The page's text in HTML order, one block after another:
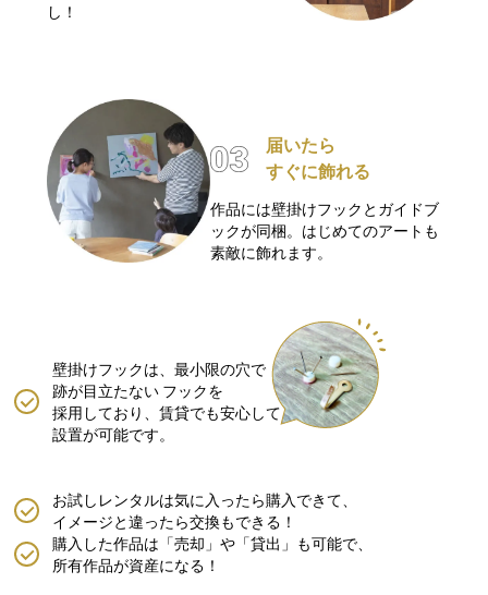
し！
届いたら
すぐに飾れる
作品には壁掛けフックとガイドブ
ックが同梱。はじめてのアートも
素敵に飾れます。
壁掛けフックは、最小限の穴で
跡が目立たない フックを
採用しており、賃貸でも安心して
設置が可能です。
購入した作品は「売却」や「貸出」も可能で、
所有作品が資産になる！
お試しレンタルは気に入ったら購入できて、
イメージと違ったら交換もできる！